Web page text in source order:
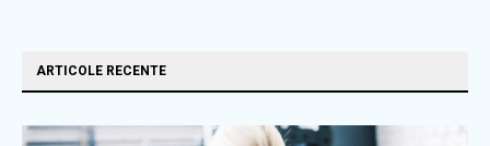
ARTICOLE RECENTE